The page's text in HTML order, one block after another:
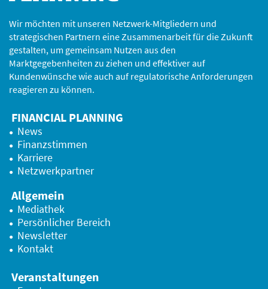
Wir möchten mit unseren Netzwerk-Mitgliedern und
strategischen Partnern eine Zusammenarbeit für die Zukunft
gestalten, um gemeinsam Nutzen aus den
Marktgegebenheiten zu ziehen und effektiver auf
Kundenwünsche wie auch auf regulatorische Anforderungen
reagieren zu können.
FINANCIAL PLANNING
News
Finanzstimmen
Karriere
Netzwerkpartner
Allgemein
Mediathek
Persönlicher Bereich
Newsletter
Kontakt
Veranstaltungen